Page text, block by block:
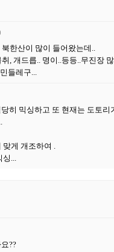
한산이 많이 들어왔는데..
, 개드릅.. 명이..등등..무진장
들레구...
히 믹싱하고 또 현재는 도토리
맞게 개조하여 .
싱...
??